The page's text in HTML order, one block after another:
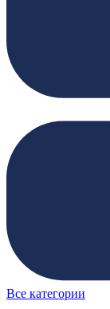
Все категории